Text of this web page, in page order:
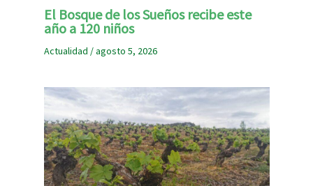
El Bosque de los Sueños recibe este
año a 120 niños
Actualidad /agosto 5, 2026